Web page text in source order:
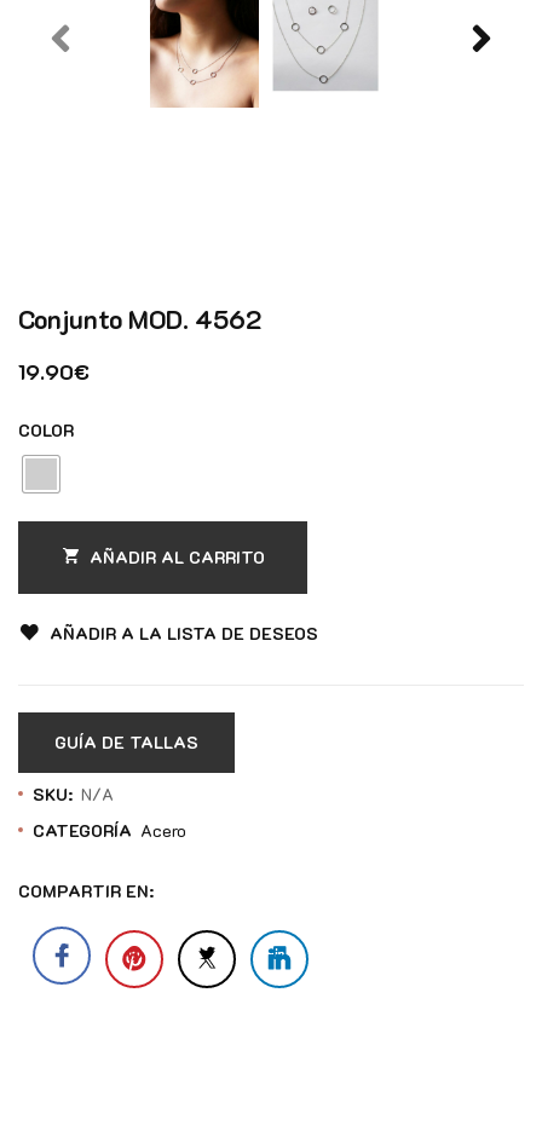
Conjunto MOD. 4562
19.90€
COLOR
AÑADIR AL CARRITO
AÑADIR A LA LISTA DE DESEOS
GUÍA DE TALLAS
SKU: N/A
CATEGORÍA Acero
COMPARTIR EN: